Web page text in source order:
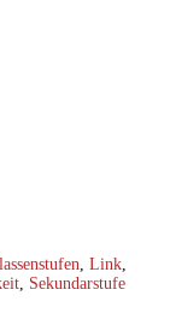
, Link,
, Sekundarstufe